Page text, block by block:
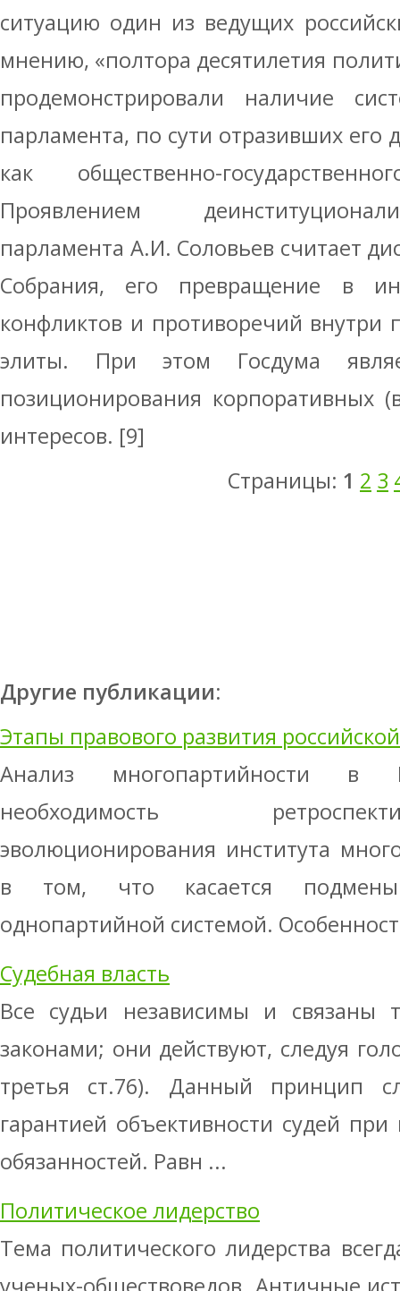
ситуацию один из ведущих
мнению, «полтора десятилетия
продемонстрировали наличие
парламента, по сути отразивших его
как общественно-
Проявлением
парламента А.И. Соловьев считает
Собрания, его превращение в
конфликтов и противоречий внутри
элиты. При этом Госдума
позиционирования корпоративных
интересов. [9]
Страницы: 1 2 3
Другие публикации:
Этапы правового развития
Анализ многопартийности в
необходимость
эволюционирования института
в том, что касается подмены
однопартийной системой.
Судебная власть
Все судьи независимы и связаны
законами; они действуют, следуя
третья ст.76). Данный принцип
гарантией объективности судей
обязанностей. Равн ...
Политическое лидерство
Тема политического лидерства